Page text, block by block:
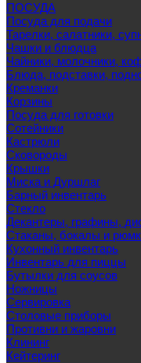
ПОСУДА
Посуда для подачи
Тарелки, салатники,
Чашки и блюдца
Чайники, молочники,
Блюда, подставки,
Креманки
Корзины
Посуда для готовки
Сотейники
Кастрюли
Сковороды
Крышки
Миска и Дуршлаг
Барный инвентарь
Стекло
Декантеры, графины,
Стаканы, бокалы и
Кухонный инвентарь
Инвентарь для пиццы
Бутылки для соусов
Ножницы
Сервировка
Столовые приборы
Противни и жаровни
Клининг
Кейтеринг